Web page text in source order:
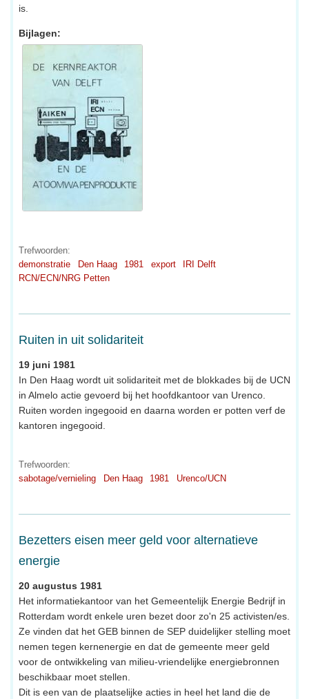
is.
Bijlagen:
Trefwoorden:
demonstratie
Den Haag 1981 export
IRI Delft
RCN/ECN/NRG Petten
Ruiten in uit solidariteit
19 juni 1981
In Den Haag wordt uit solidariteit met de blokkades bij de UCN
in Almelo actie gevoerd bij het hoofdkantoor van Urenco.
Ruiten worden ingegooid en daarna worden er potten verf de
kantoren ingegooid.
Trefwoorden:
sabotage/vernieling
Den Haag 1981 Urenco/UCN
Bezetters eisen meer geld voor alternatieve
energie
20 augustus 1981
Het informatiekantoor van het Gemeentelijk Energie Bedrijf in
Rotterdam wordt enkele uren bezet door zo'n 25 activisten/es.
Ze vinden dat het GEB binnen de SEP duidelijker stelling moet
nemen tegen kernenergie en dat de gemeente meer geld
voor de ontwikkeling van milieu-vriendelijke energiebronnen
beschikbaar moet stellen.
Dit is een van de plaatselijke acties in heel het land die de